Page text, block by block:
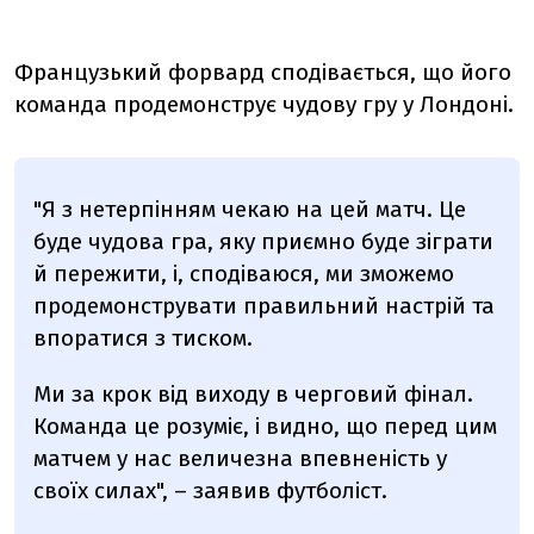
Французький форвард сподівається, що його
команда продемонструє чудову гру у Лондоні.
"Я з нетерпінням чекаю на цей матч. Це
буде чудова гра, яку приємно буде зіграти
й пережити, і, сподіваюся, ми зможемо
продемонструвати правильний настрій та
впоратися з тиском.
Ми за крок від виходу в черговий фінал.
Команда це розуміє, і видно, що перед цим
матчем у нас величезна впевненість у
своїх силах", – заявив футболіст.